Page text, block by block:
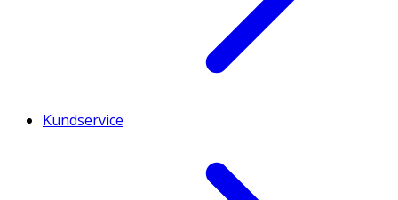
Kundservice